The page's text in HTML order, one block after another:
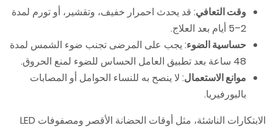
وقت التعافي: قد يحدث احمرار خفيف، وتقشير، أو تورم لمدة
2–5 أيام بعد العلاج.
حساسية الضوء: يجب على المرضى تجنب ضوء الشمس لمدة
48 ساعة بعد تطبيق العامل الحساس للضوء لمنع الحروق.
موانع الاستعمال: لا ينصح به للنساء الحوامل أو المصابات
بالبورفيريا.
الابتكارات الناشئة، مثل أوقات الحضانة الأقصر ومصفوفات LED